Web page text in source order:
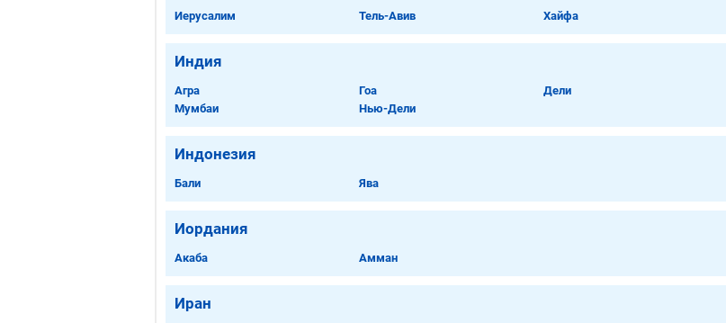
Иерусалим Тель-Авив Хайфа
Индия
Агра Гоа
Дели
Мумбаи
Нью-Дели
Индонезия
Бали Ява
Иордания
Акаба Амман
Иран